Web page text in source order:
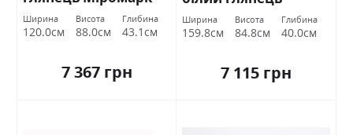
Ширина
120.0см
Висота
88.0см
Глибина
43.1см
7 367 грн
Міромарк
Ширина
159.8см
Висота
84.8см
Глибина
40.0см
7 115 грн